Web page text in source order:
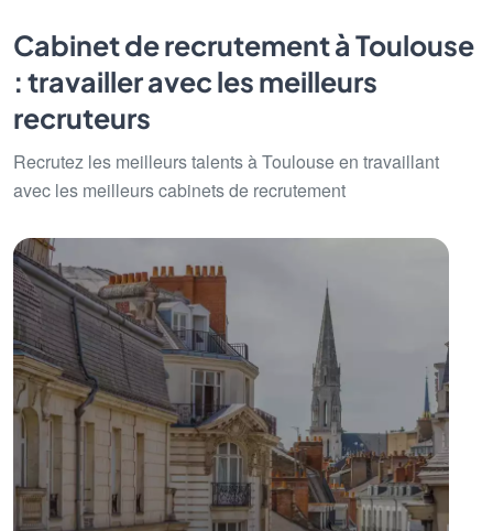
Cabinet de recrutement à Toulouse
: travailler avec les meilleurs
recruteurs
Recrutez les meilleurs talents à Toulouse en travaillant
avec les meilleurs cabinets de recrutement